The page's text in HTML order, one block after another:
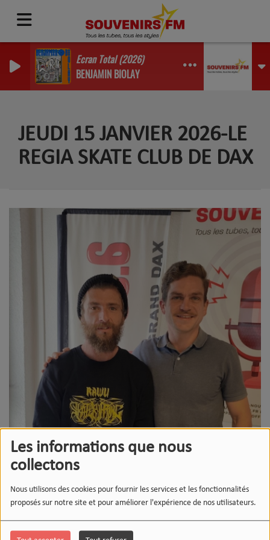
Les informations que nous
collectons
Nous utilisons des cookies pour fournir les services et les fonctionnalités
proposés sur notre site et pour améliorer l'expérience de nos utilisateurs.
Ecran Total (2026)
BENJAMIN BIOLAY
JEUDI 15 JANVIER 2026-LE
REGIA SKATE CLUB DE DAX